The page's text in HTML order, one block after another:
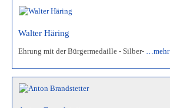
Walter Häring
Ehrung mit der Bürgermedaille - Silber- …mehr